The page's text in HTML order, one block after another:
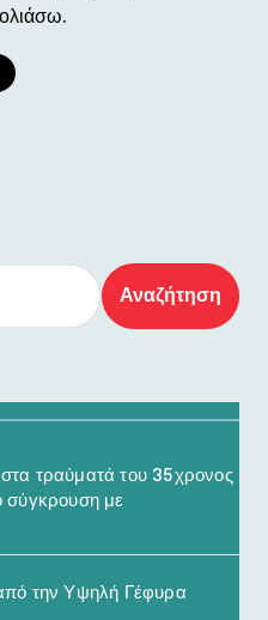
Αναζήτηση
τραύματά του 35χρονος
σύγκρουση με
την Υψηλή Γέφυρα